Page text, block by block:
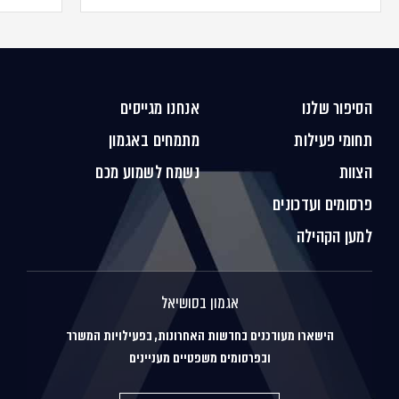
הסיפור שלנו
תחומי פעילות
הצוות
פרסומים ועדכונים
למען הקהילה
אנחנו מגייסים
מתמחים באגמון
נשמח לשמוע מכם
אגמון בסושיאל
הישארו מעודכנים בחדשות האחרונות, בפעילויות המשרד
ובפרסומים משפטיים מעניינים